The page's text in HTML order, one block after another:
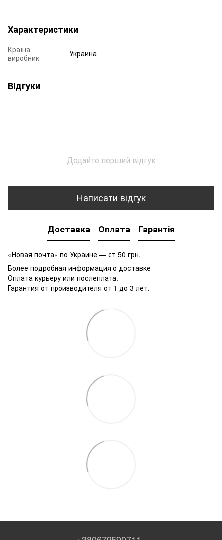
Характеристики
Країна
виробник
Украина
Відгуки
Додайте перший відгук
Написати відгук
Доставка Оплата Гарантія
«Новая почта» по Украине — от 50 грн.
Более подробная информация о доставке
Оплата курьеру или послеплата.
Гарантия от производителя от 1 до 3 лет.